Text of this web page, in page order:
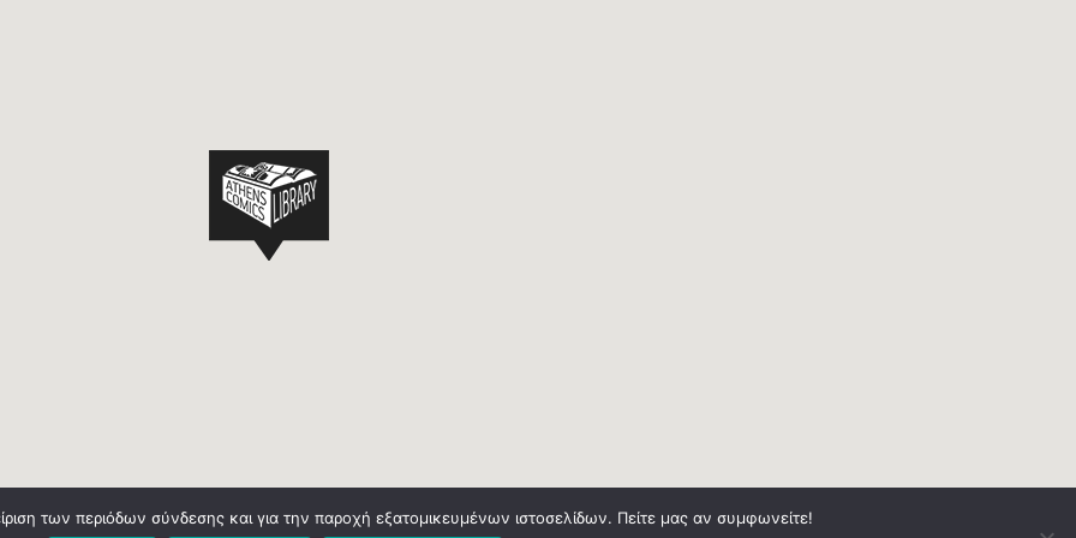
των περιόδων σύνδεσης και για την παροχή εξατομικευμένων ιστοσελίδων. Πείτε μας αν συμφωνείτε!